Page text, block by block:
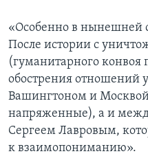
«Особенно в нынешней
После истории с
(гуманитарного конвоя
обострения отношений
Вашингтоном и
напряженные), а и
Сергеем Лавровым,
к взаимопониманию».